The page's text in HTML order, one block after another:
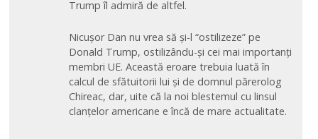
Trump îl admiră de altfel.
Nicușor Dan nu vrea să și-l “ostilizeze” pe
Donald Trump, ostilizându-și cei mai importanți
membri UE. Această eroare trebuia luată în
calcul de sfătuitorii lui și de domnul părerolog
Chireac, dar, uite că la noi blestemul cu linsul
clanțelor americane e încă de mare actualitate.